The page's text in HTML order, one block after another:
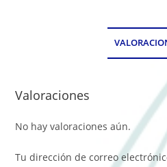
Valoraciones
No hay valoraciones aún.
Tu dirección de correo